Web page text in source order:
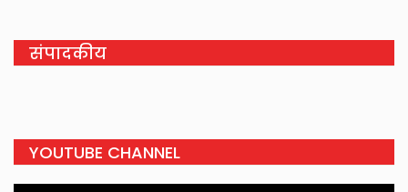
संपादकीय
YOUTUBE CHANNEL